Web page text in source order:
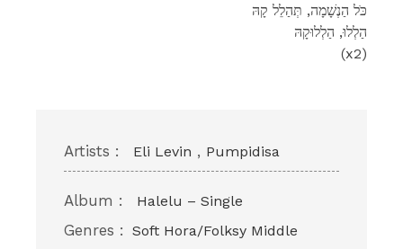
כֹּל הַנְשָׁמָה, תְּהַלֵל קָהּ
הַלְלוּ, הַלְלוּקָהּ
(x2)
Artists : Eli Levin , Pumpidisa
Album : Halelu – Single
Genres : Soft Hora/Folksy Middle